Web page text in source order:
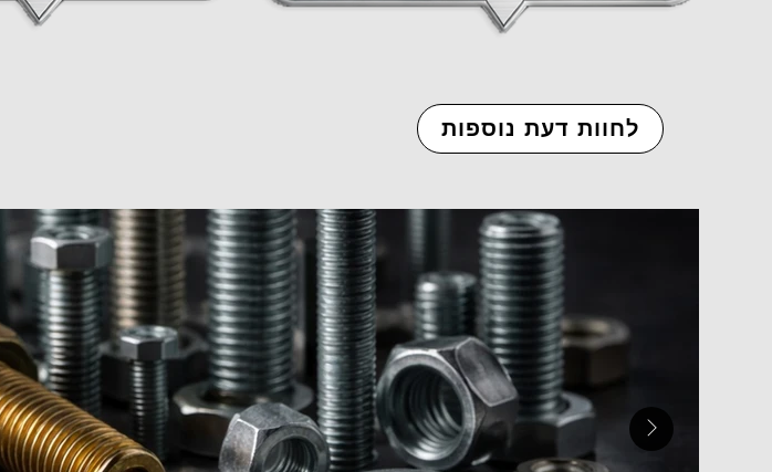
לחוות דעת נוספות